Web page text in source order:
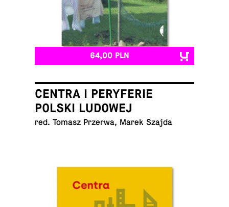
64,00 PLN
CENTRA I PERYFERIE
POLSKI LUDOWEJ
red. Tomasz Przerwa, Marek Szajda